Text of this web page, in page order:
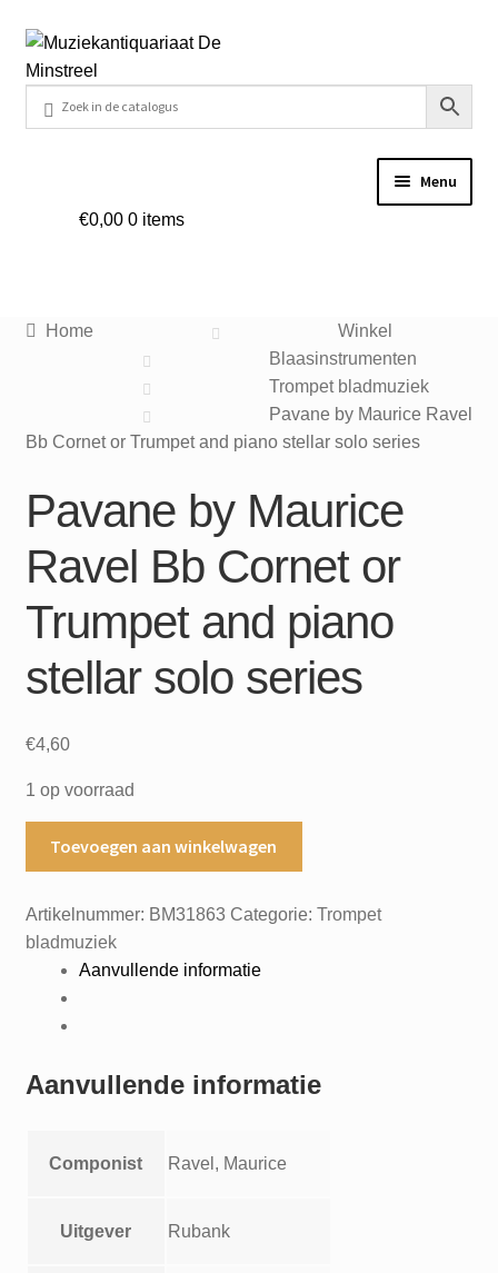
Ga
door
navigatie
Ga
naar
inhoud
Menu
Veel gestelde vragen
€0,00 0 items
Home
Winkel
Blaasinstrumenten
Trompet bladmuziek
Pavane by Maurice Ravel
Bb Cornet or Trumpet and piano stellar solo series
Pavane by Maurice
Ravel Bb Cornet or
Trumpet and piano
stellar solo series
€4,60
1 op voorraad
Ravel
Bb
Cornet
Trumpet
piano
series
Toevoegen aan winkelwagen
Artikelnummer: BM31863 Categorie: Trompet
bladmuziek
Aanvullende informatie
Aanvullende informatie
Componist Ravel, Maurice
Uitgever Rubank